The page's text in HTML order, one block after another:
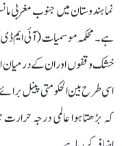
نما ہندوستان میں جنوب مغربی
ہے۔ محکمہ موسمیات (آئی ایم
خشک وقفوں اور ان کے درمیان
اسی طرح بین الحکومتی پینل
کہ بڑھتا ہوا عالمی درجہ